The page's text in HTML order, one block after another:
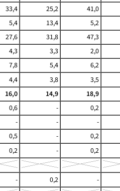
33,4 25,2 41,0
5,4 13,4 5,2
27,6 31,8 47,3
4,3 3,3 2,0
7,8 5,4 6,2
4,4 3,8 3,5
16,0 14,9 18,9
0,6 - 0,2
- - -
0,5 - 0,2
0,2 - 0,2
- 0,2 -